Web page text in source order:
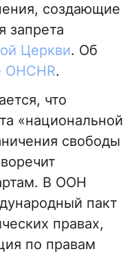
создающие
запрета
Церкви. Об
OHCHR.
что
«национальной
свободы
В ООН
пакт
правах,
по правам